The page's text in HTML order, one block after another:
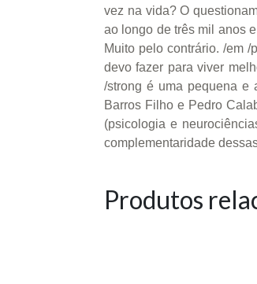
vez na vida? O
ao longo de três mil anos
Muito pelo contrário. /em
devo fazer para viver
/strong é uma pequena e
Barros Filho e Pedro
(psicologia e
complementaridade
Produtos